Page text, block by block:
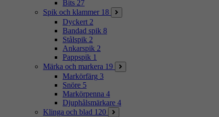
Bits 27
Spik och klammer 18
Dyckert 2
Bandad spik 8
Stålspik 2
Ankarspik 2
Pappspik 1
Märka och markera 19
Markörfärg 3
Snöre 5
Markörpenna 4
Djuphålsmärkare 4
Klinga och blad 120